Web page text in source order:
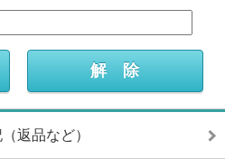
返品など）